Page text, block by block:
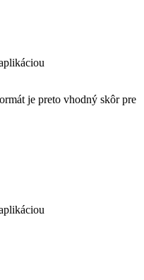
je preto vhodný skôr pre